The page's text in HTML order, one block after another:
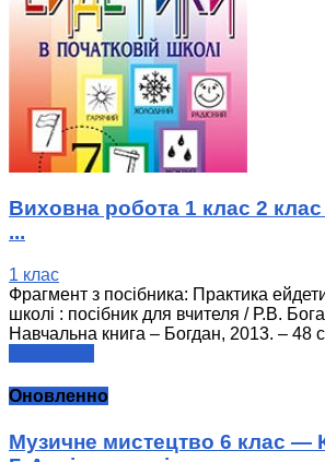
Виховна робота 1 клас 2
...
1 клас
Фрагмент з посібника: Практика
школі : посібник для вчителя / Р.В.
Навчальна книга – Богдан, 2013. – 48
Оновленно
Музичне мистецтво 6 клас —